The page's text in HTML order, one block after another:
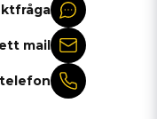
mail
telefon